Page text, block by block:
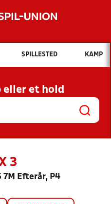
Hvad vil du søge efter?
OG NYHEDER
KLUBBER OG
SPILLESTED KAMP
eller et hold
3
7M Efterår, P4